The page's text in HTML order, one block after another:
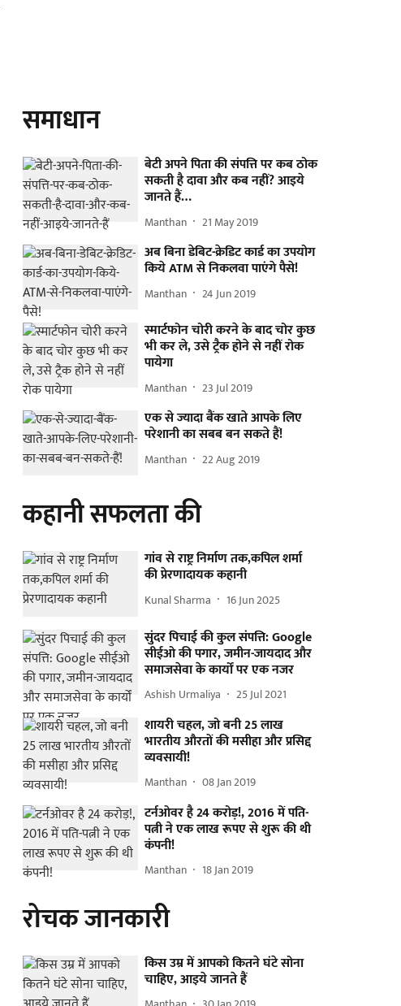
समाधान
बेटी अपने पिता की संपत्ति पर कब ठोक
सकती है दावा और कब नहीं? आइये
जानते हैं…
Manthan 21 May 2019
अब बिना डेबिट-क्रेडिट कार्ड का उपयोग
किये ATM से निकलवा पाएंगे पैसे!
Manthan 24 Jun 2019
स्मार्टफोन चोरी करने के बाद चोर कुछ
भी कर ले, उसे ट्रैक होने से नहीं रोक
पायेगा
Manthan 23 Jul 2019
एक से ज्यादा बैंक खाते आपके लिए
परेशानी का सबब बन सकते हैं!
Manthan 22 Aug 2019
कहानी सफलता की
गांव से राष्ट्र निर्माण तक,कपिल शर्मा
की प्रेरणादायक कहानी
Kunal Sharma 16 Jun 2025
सुंदर पिचाई की कुल संपत्ति: Google
सीईओ की पगार, जमीन-जायदाद और
समाजसेवा के कार्यों पर एक नजर
Ashish Urmaliya 25 Jul 2021
शायरी चहल, जो बनी 25 लाख
भारतीय औरतों की मसीहा और प्रसिद्द
व्यवसायी!
Manthan 08 Jan 2019
टर्नओवर है 24 करोड़!, 2016 में पति-
पत्नी ने एक लाख रूपए से शुरू की थी
कंपनी!
Manthan 18 Jan 2019
रोचक जानकारी
किस उम्र में आपको कितने घंटे सोना
चाहिए, आइये जानते हैं